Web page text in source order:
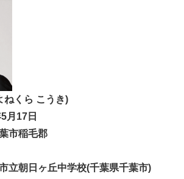
ねくら こうき)
月17日
市稲毛郡
立朝日ヶ丘中学校(千葉県千葉市)